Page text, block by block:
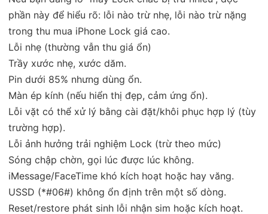
phần này để hiểu rõ: lỗi nào trừ nhẹ, lỗi nào trừ nặng
trong thu mua iPhone Lock giá cao.
Lỗi nhẹ (thường vẫn thu giá ổn)
Trầy xước nhẹ, xước dăm.
Pin dưới 85% nhưng dùng ổn.
Màn ép kính (nếu hiển thị đẹp, cảm ứng ổn).
Lỗi vặt có thể xử lý bằng cài đặt/khôi phục hợp lý (tùy
trường hợp).
Lỗi ảnh hưởng trải nghiệm Lock (trừ theo mức)
Sóng chập chờn, gọi lúc được lúc không.
iMessage/FaceTime khó kích hoạt hoặc hay văng.
USSD (*#06#) không ổn định trên một số dòng.
Reset/restore phát sinh lỗi nhận sim hoặc kích hoạt.